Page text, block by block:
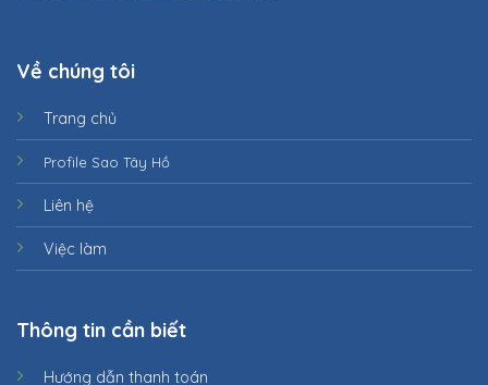
Về chúng tôi
Trang chủ
Profile Sao Tây Hồ
Liên hệ
Việc làm
Thông tin cần biết
Hướng dẫn thanh toán